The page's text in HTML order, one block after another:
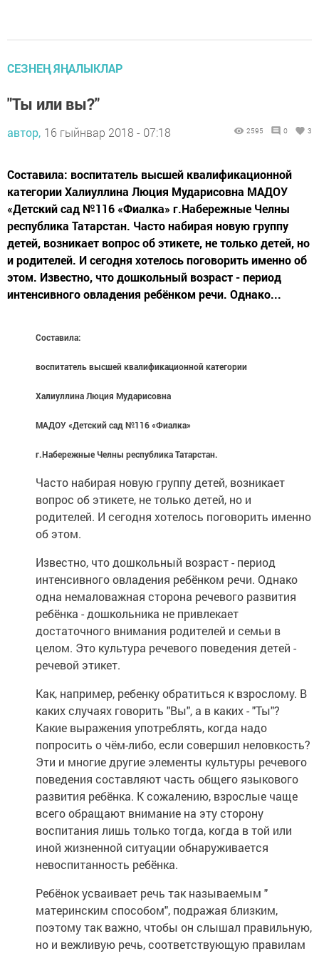
СЕЗНЕҢ ЯҢАЛЫКЛАР
"Ты или вы?"
автор, 16 гыйнвар 2018 - 07:18 2595 0 3
Составила: воспитатель высшей квалификационной
категории Халиуллина Люция Мударисовна МАДОУ
«Детский сад №116 «Фиалка» г.Набережные Челны
республика Татарстан. Часто набирая новую группу
детей, возникает вопрос об этикете, не только детей, но
и родителей. И сегодня хотелось поговорить именно об
этом. Известно, что дошкольный возраст - период
интенсивного овладения ребёнком речи. Однако...
Составила:
воспитатель высшей квалификационной категории
Халиуллина Люция Мударисовна
МАДОУ «Детский сад №116 «Фиалка»
г.Набережные Челны республика Татарстан.
Часто набирая новую группу детей, возникает
вопрос об этикете, не только детей, но и
родителей. И сегодня хотелось поговорить именно
об этом.
Известно, что дошкольный возраст - период
интенсивного овладения ребёнком речи. Однако
одна немаловажная сторона речевого развития
ребёнка - дошкольника не привлекает
достаточного внимания родителей и семьи в
целом. Это культура речевого поведения детей -
речевой этикет.
Как, например, ребенку обратиться к взрослому. В
каких случаях говорить "Вы", а в каких - "Ты"?
Какие выражения употреблять, когда надо
попросить о чём-либо, если совершил неловкость?
Эти и многие другие элементы культуры речевого
поведения составляют часть общего языкового
развития ребёнка. К сожалению, взрослые чаще
всего обращают внимание на эту сторону
воспитания лишь только тогда, когда в той или
иной жизненной ситуации обнаруживается
невоспитанность ребёнка.
Ребёнок усваивает речь так называемым "
материнским способом", подражая близким,
поэтому так важно, чтобы он слышал правильную,
но и вежливую речь, соответствующую правилам